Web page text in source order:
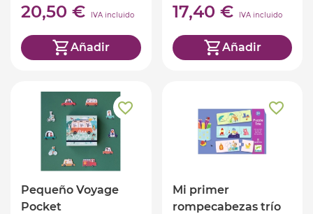
20,50 € IVA incluido
Añadir
17,40 € IVA incluido
Añadir
Pequeño Voyage
Pocket
Mi primer
rompecabezas trío